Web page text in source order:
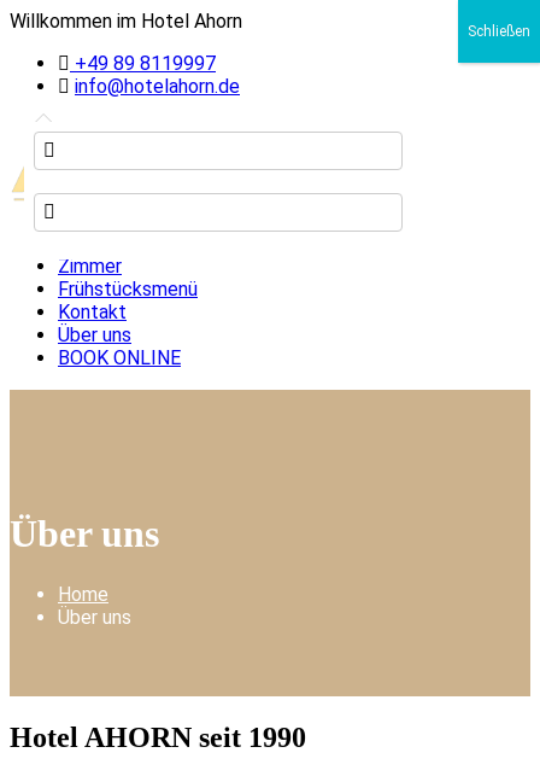
Willkommen im Hotel Ahorn
+49 89 8119997
info@hotelahorn.de
Zimmer
Frühstücksmenü
Kontakt
Über uns
BOOK ONLINE
Über uns
Home
Über uns
Hotel AHORN seit 1990
Schließen